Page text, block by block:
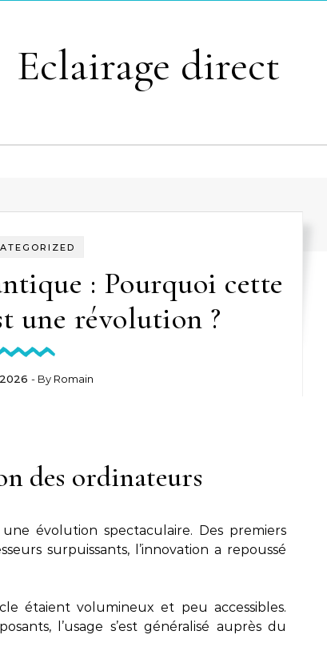
Eclairage direct
: Pourquoi cette
une révolution ?
- By Romain
des ordinateurs
évolution spectaculaire. Des premiers
surpuissants, l’innovation a repoussé
étaient volumineux et peu accessibles.
l’usage s’est généralisé auprès du